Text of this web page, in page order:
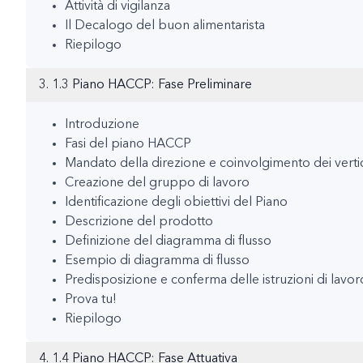
Attività di vigilanza
Il Decalogo del buon alimentarista
Riepilogo
3. 1.3 Piano HACCP: Fase Preliminare
Introduzione
Fasi del piano HACCP
Mandato della direzione e coinvolgimento dei
Creazione del gruppo di lavoro
Identificazione degli obiettivi del Piano
Descrizione del prodotto
Definizione del diagramma di flusso
Esempio di diagramma di flusso
Predisposizione e conferma delle istruzioni di
Prova tu!
Riepilogo
4. 1.4 Piano HACCP: Fase Attuativa